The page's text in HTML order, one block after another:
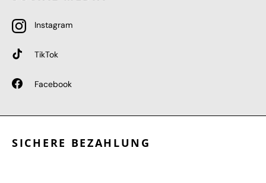
Instagram
TikTok
Facebook
SICHERE BEZAHLUNG